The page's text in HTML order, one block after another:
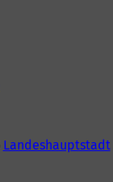
Landeshauptstadt